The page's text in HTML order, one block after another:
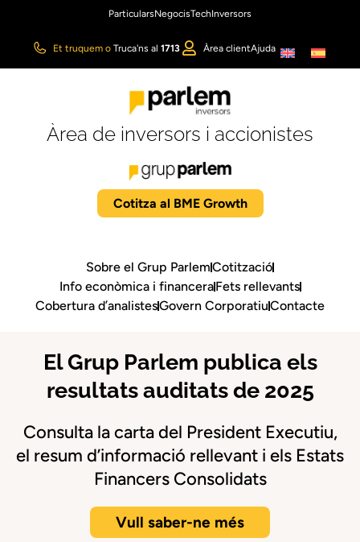
ParticularsNegocisTechInversors
Et truquem o Truca'ns al 1713 Àrea clientAjuda
Àrea de inversors i accionistes
Cotitza al BME Growth
Sobre el Grup ParlemCotització
Info econòmica i financeraFets rellevants
Cobertura d’analistesGovern CorporatiuContacte
El Grup Parlem publica els
resultats auditats de 2025
Consulta la carta del President Executiu,
el resum d’informació rellevant i els Estats
Financers Consolidats
Vull saber-ne més